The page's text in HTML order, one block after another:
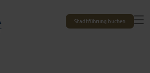
Stadtführung buchen